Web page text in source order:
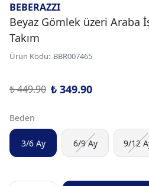
BEBERAZZI
Beyaz Gömlek üzeri Araba
Takım
Ürün Kodu: BBR007465
₺ 449.90 ₺ 349.90
Beden
3/6 Ay 6/9 Ay 9/12